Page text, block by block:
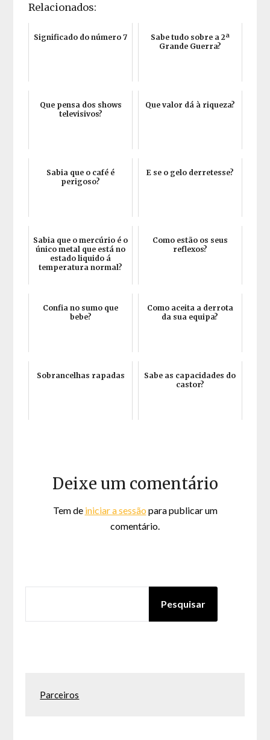
Relacionados:
Significado do número 7
Sabe tudo sobre a 2ª
Grande Guerra?
Que pensa dos shows
televisivos?
Que valor dá à riqueza?
Sabia que o café é
perigoso?
E se o gelo derretesse?
Sabia que o mercúrio é o
único metal que está no
estado liquido á
temperatura normal?
Como estão os seus
reflexos?
Confia no sumo que
bebe?
Como aceita a derrota
da sua equipa?
Sobrancelhas rapadas
Sabe as capacidades do
castor?
Deixe um comentário
Tem de iniciar a sessão para publicar um
comentário.
Pesquisar
Parceiros